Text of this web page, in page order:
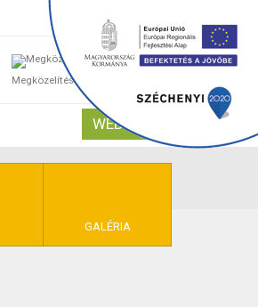
Megközelítés
0
WEBSHOP
GALÉRIA